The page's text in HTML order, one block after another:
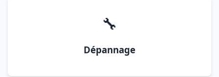
🔧
Dépannage